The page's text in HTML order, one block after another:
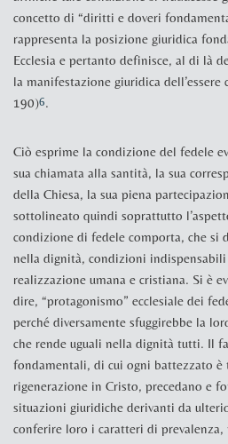
concetto di “diritti e doveri
rappresenta la posizione giuridica
Ecclesia e pertanto definisce, al di là
la manifestazione giuridica dell’essere
190)6.
Ciò esprime la condizione del fedele
sua chiamata alla santità, la sua
della Chiesa, la sua piena
sottolineato quindi soprattutto
condizione di fedele comporta, che si
nella dignità, condizioni indispensabili
realizzazione umana e cristiana. Si è
dire, “protagonismo” ecclesiale dei
perché diversamente sfuggirebbe la
che rende uguali nella dignità tutti. Il
fondamentali, di cui ogni battezzato è
rigenerazione in Cristo, precedano e
situazioni giuridiche derivanti da
conferire loro i caratteri di